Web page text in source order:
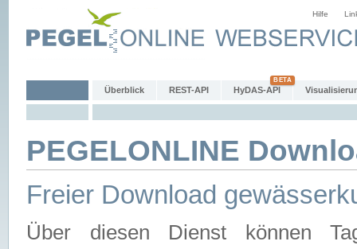
Hilfe
Überblick REST-API HyDAS-API
PEGELONLINE
Freier Download
Über diesen Dienst können